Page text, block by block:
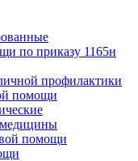
по приказу 1165н
профилактики
помощи
помощи